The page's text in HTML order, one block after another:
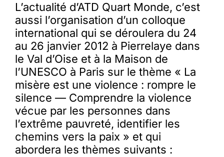
L’actualité d’ATD Quart Monde, c’est
aussi l’organisation d’un colloque
international qui se déroulera du 24
au 26 janvier 2012 à Pierrelaye dans
le Val d’Oise et à la Maison de
l’UNESCO à Paris sur le thème « La
misère est une violence : rompre le
silence — Comprendre la violence
vécue par les personnes dans
l’extrême pauvreté, identifier les
chemins vers la paix » et qui
abordera les thèmes suivants :